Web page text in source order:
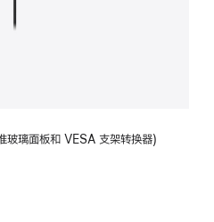
璃面板和 VESA 支架转换器)